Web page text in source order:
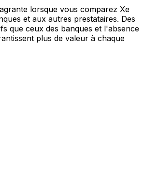
lorsque vous comparez Xe
et aux autres prestataires. Des
que ceux des banques et l'absence
plus de valeur à chaque